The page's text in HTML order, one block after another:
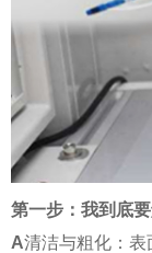
第一步：我到底
A清洁与粗化：表